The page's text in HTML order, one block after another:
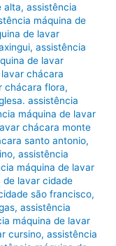
alta,assistência
máquina de
de lavar
,assistência
de lavar
chácara
chácara flora,
assistência
máquina de lavar
chácara monte
santo antonio,
,assistência
máquina de lavar
de lavar cidade
são francisco,
,assistência
máquina de lavar
cursino,assistência